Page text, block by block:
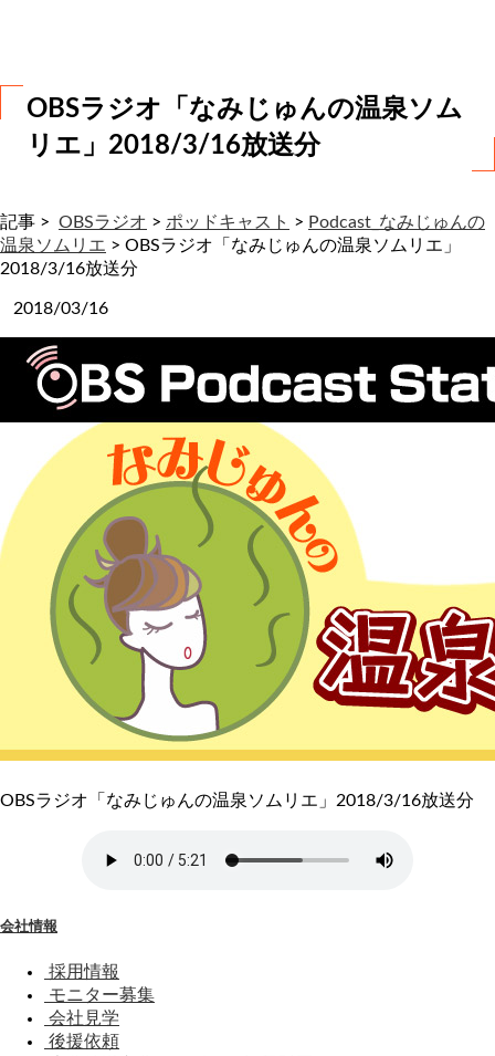
OBSラジオ「なみじゅんの温泉ソム
リエ」2018/3/16放送分
記事 > OBSラジオ > ポッドキャスト > Podcast_なみじゅんの
温泉ソムリエ > OBSラジオ「なみじゅんの温泉ソムリエ」
2018/3/16放送分
2018/03/16
OBSラジオ「なみじゅんの温泉ソムリエ」2018/3/16放送分
会社情報
採用情報
モニター募集
会社見学
後援依頼